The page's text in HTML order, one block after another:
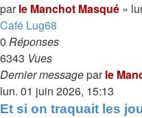
parle Manchot Masqué »
Café Lug68
0 Réponses
6343 Vues
Dernier messageparle
lun. 01 juin 2026, 15:13
Et si on traquait les